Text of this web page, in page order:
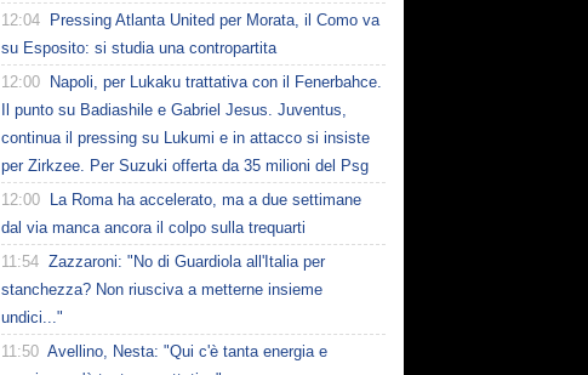
12:04
Pressing Atlanta United per Morata, il Como va
su Esposito: si studia una contropartita
12:00
Napoli, per Lukaku trattativa con il Fenerbahce.
Il punto su Badiashile e Gabriel Jesus. Juventus,
continua il pressing su Lukumi e in attacco si insiste
per Zirkzee. Per Suzuki offerta da 35 milioni del Psg
12:00
La Roma ha accelerato, ma a due settimane
dal via manca ancora il colpo sulla trequarti
11:54 Zazzaroni: "No di Guardiola all'Italia per
stanchezza? Non riusciva a metterne insieme
undici..."
11:50 Avellino, Nesta: "Qui c'è tanta energia e